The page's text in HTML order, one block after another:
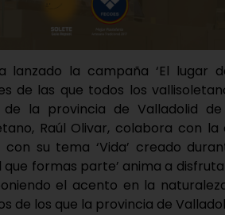
lanzado la campaña ‘El lugar
de las que todos los
la provincia de Valladolid
Raúl Olivar, colabora con
su tema ‘Vida’ creado
que formas parte’ anima a
el acento en la
de los que la provincia de